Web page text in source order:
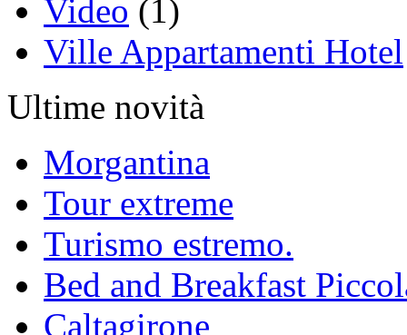
Video (1)
Ville Appartamenti Hotel
Ultime novità
Morgantina
Tour extreme
Turismo estremo.
Bed and Breakfast
Caltagirone